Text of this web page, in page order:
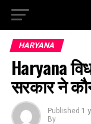
HARYANA
Haryana
सरकार ने
Published 1
By